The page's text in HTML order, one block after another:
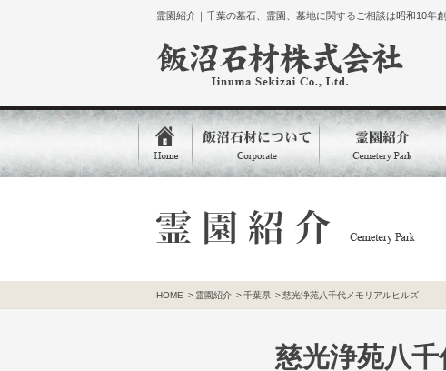
霊園紹介｜千葉の墓石、霊園、墓地に関するご相談は昭和10年創
HOME > 霊園紹介 >千葉県 >慈光浄苑八千代メモリアルヒルズ
慈光浄苑八